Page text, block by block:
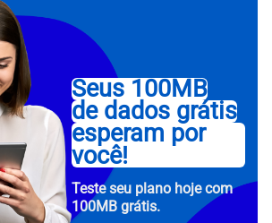
Seus 100MB
de dados grátis
esperam por
você!
Teste seu plano hoje com
100MB grátis.